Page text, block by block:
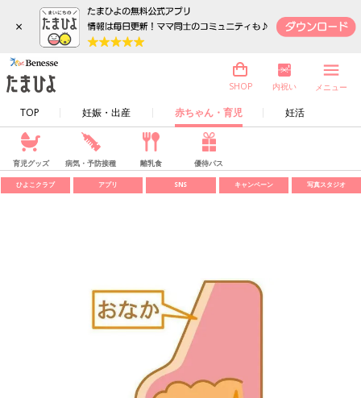
×
TOP 妊娠・出産 赤ちゃん・育児 妊活
SHOP 内祝い メニュー
育児グッズ 病気・予防接種 離乳食 優待パス
ひよこクラブ アプリ SNS キャンペーン 写真スタジオ